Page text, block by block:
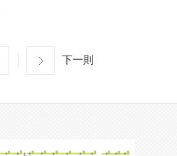
下一則